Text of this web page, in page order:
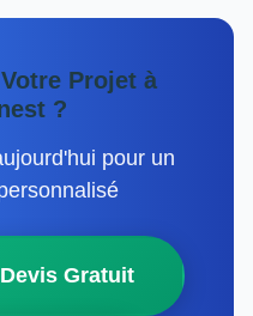
Projet à
?
pour un
Gratuit